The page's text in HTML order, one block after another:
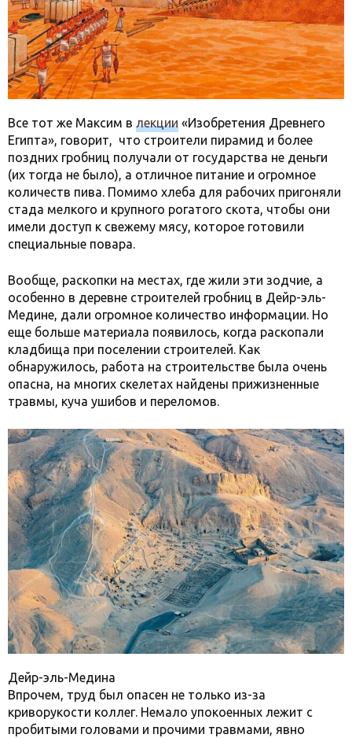
Все тот же Максим в лекции «Изобретения Древнего
Египта», говорит, что строители пирамид и более
поздних гробниц получали от государства не деньги
(их тогда не было), а отличное питание и огромное
количеств пива. Помимо хлеба для рабочих пригоняли
стада мелкого и крупного рогатого скота, чтобы они
имели доступ к свежему мясу, которое готовили
специальные повара.
Вообще, раскопки на местах, где жили эти зодчие, а
особенно в деревне строителей гробниц в Дейр-эль-
Медине, дали огромное количество информации. Но
еще больше материала появилось, когда раскопали
кладбища при поселении строителей. Как
обнаружилось, работа на строительстве была очень
опасна, на многих скелетах найдены прижизненные
травмы, куча ушибов и переломов.
Дейр-эль-Медина
Впрочем, труд был опасен не только из-за
криворукости коллег. Немало упокоенных лежит с
пробитыми головами и прочими травмами, явно